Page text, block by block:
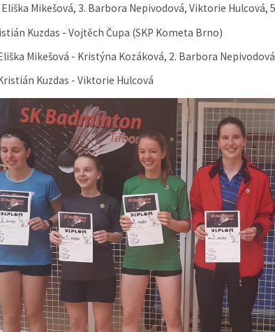
Eliška Mikešová, 3. Barbora Nepivodová, Viktorie Hulcová,
Kuzdas - Vojtěch Čupa (SKP Kometa Brno)
Mikešová - Kristýna Kozáková, 2. Barbora
Kuzdas - Viktorie Hulcová